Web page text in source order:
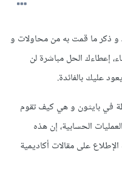
ذكر ما قمت به من محاولات و
إعطاءك الحل مباشرة لن
عليك بالفائدة.
في بايثون و هي كيف تقوم
الحسابية، إن هذه
على مقالات أكاديمية